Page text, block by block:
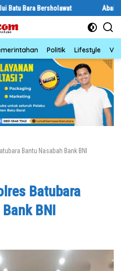
Abaikan Hari Libur,
Politik Lifestyle
Bantu Nasabah Bank BNI
Batubara
BNI